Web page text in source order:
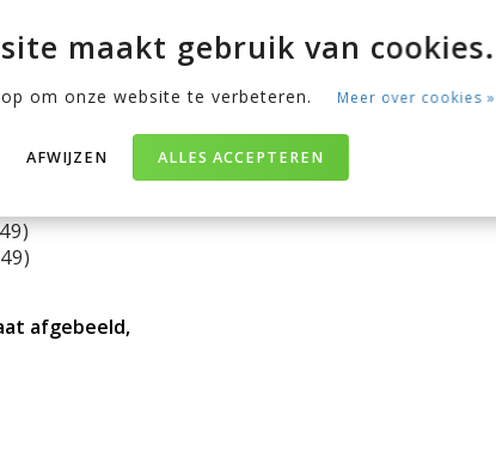
plaat geeft
afgebeeld,
maakt gebruik van cookies.
om onze website te verbeteren. Meer over cookies »
ALLES ACCEPTEREN
AFWIJZEN